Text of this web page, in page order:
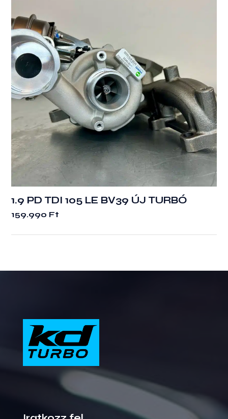
1.9 PD TDI 105 LE BV39 ÚJ TURBÓ
159.990 Ft